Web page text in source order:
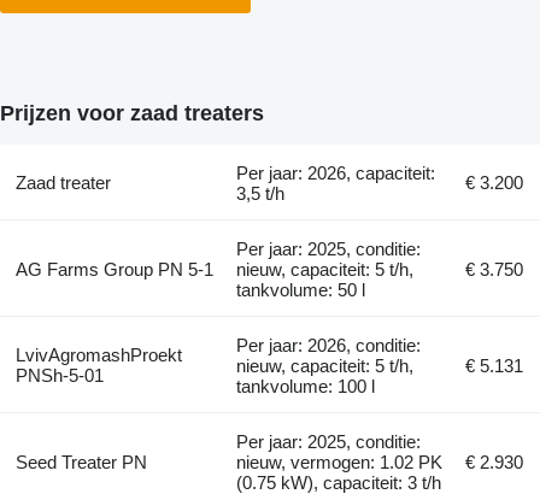
Prijzen voor zaad treaters
Zaad treater
Per jaar: 2026, capaciteit:
3,5 t/h
€ 3.200
AG Farms Group PN 5-1
Per jaar: 2025, conditie:
nieuw, capaciteit: 5 t/h,
tankvolume: 50 l
€ 3.750
LvivAgromashProekt
PNSh-5-01
Per jaar: 2026, conditie:
nieuw, capaciteit: 5 t/h,
tankvolume: 100 l
€ 5.131
Seed Treater PN
Per jaar: 2025, conditie:
nieuw, vermogen: 1.02 PK
(0.75 kW), capaciteit: 3 t/h
€ 2.930